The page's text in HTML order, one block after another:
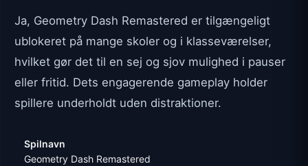
Ja, Geometry Dash Remastered er tilgængeligt
ublokeret på mange skoler og i klasseværelser,
hvilket gør det til en sej og sjov mulighed i pauser
eller fritid. Dets engagerende gameplay holder
spillere underholdt uden distraktioner.
Spilnavn
Geometry Dash Remastered